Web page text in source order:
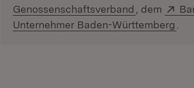
Genossenschaftsverband (Öffnet in
, dem
Unternehmer Baden-Württemberg